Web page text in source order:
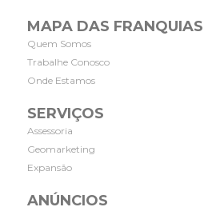
MAPA DAS FRANQUIAS
Quem Somos
Trabalhe Conosco
Onde Estamos
SERVIÇOS
Assessoria
Geomarketing
Expansão
ANÚNCIOS